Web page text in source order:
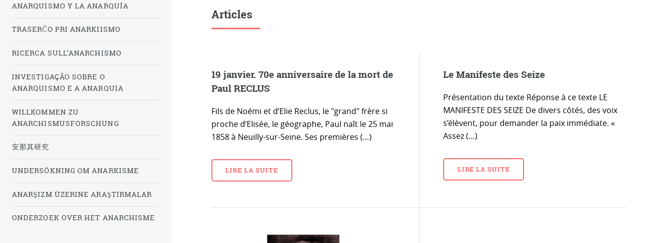
Articles
19 janvier. 70e anniversaire de la mort de
Paul RECLUS
Fils de Noémi et d’Elie Reclus, le "grand" frère si
proche d’Elisée, le géographe, Paul naît le 25 mai
1858 à Neuilly-sur-Seine. Ses premières (…)
LIRE LA SUITE
Le Manifeste des Seize
Présentation du texte Réponse à ce texte LE
MANIFESTE DES SEIZE De divers côtés, des voix
s’élèvent, pour demander la paix immédiate. «
Assez (…)
LIRE LA SUITE
ANARQUISMO Y LA ANARQUÍA
TRASERĈO PRI ANARKIISMO
RICERCA SULL’ANARCHISMO
INVESTIGAÇÃO SOBRE O
ANARQUISMO E A ANARQUIA
WILLKOMMEN ZU
ANARCHISMUSFORSCHUNG
安那其研究
UNDERSÖKNING OM ANARKISME
ANARŞIZM ÜZERINE ARAŞTIRMALAR
ONDERZOEK OVER HET ANARCHISME